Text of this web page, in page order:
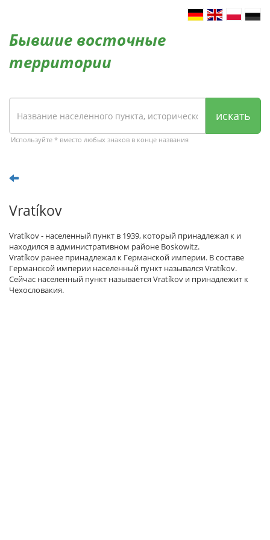
Бывшие восточные
территории
искать
Используйте * вместо любых знаков в конце названия
Vratíkov
Vratíkov - населенный пункт в 1939, который принадлежал к и
находился в административном районе Boskowitz.
Vratíkov ранее принадлежал к Германской империи. В составе
Германской империи населенный пункт назывался Vratíkov.
Сейчас населенный пункт называется Vratíkov и принадлежит к
Чехословакия.